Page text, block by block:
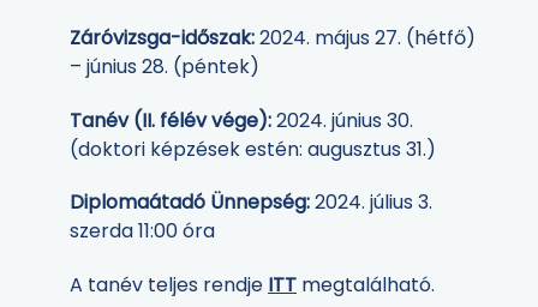
Záróvizsga-időszak:2024. május 27. (hétfő)
– június 28. (péntek)
Tanév (II. félév vége):2024. június 30.
(doktori képzések estén: augusztus 31.)
Diplomaátadó Ünnepség:2024. július 3.
szerda 11:00 óra
A tanév teljes rendje ITT megtalálható.